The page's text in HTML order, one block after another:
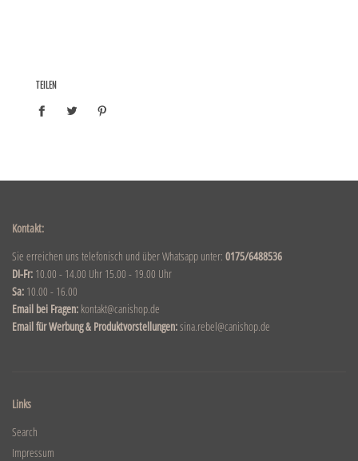
TEILEN
Kontakt:
Sie erreichen uns telefonisch und über Whatsapp unter: 0175/6488536
DI-Fr: 10.00 - 14.00 Uhr 15.00 - 19.00 Uhr
Sa: 10.00 - 16.00
Email bei Fragen: kontakt@canishop.de
Email für Werbung & Produktvorstellungen:sina.rebel@canishop.de
Links
Search
Impressum